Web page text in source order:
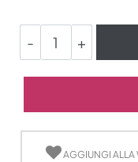
AGGIUNGI ALLA